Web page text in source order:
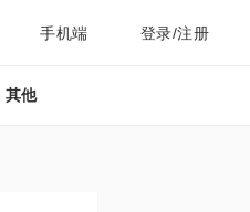
手机端 登录/注册
其他